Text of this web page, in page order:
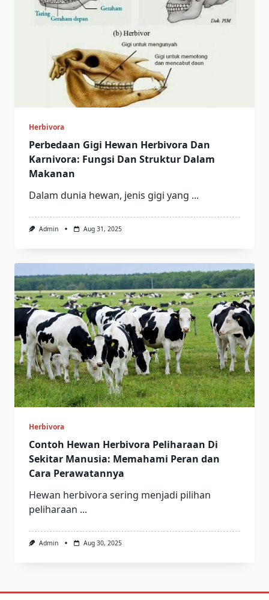
Herbivora
Perbedaan Gigi Hewan Herbivora Dan
Karnivora: Fungsi Dan Struktur Dalam
Makanan
Dalam dunia hewan, jenis gigi yang ...
Admin Aug 31, 2025
Herbivora
Contoh Hewan Herbivora Peliharaan Di
Sekitar Manusia: Memahami Peran dan
Cara Perawatannya
Hewan herbivora sering menjadi pilihan
peliharaan ...
Admin Aug 30, 2025